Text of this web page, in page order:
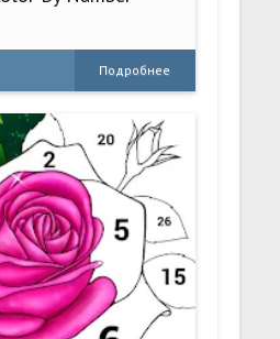
Подробнее